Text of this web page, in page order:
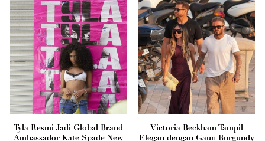
Tyla Resmi Jadi Global Brand
Ambassador Kate Spade New
Victoria Beckham Tampil
Elegan dengan Gaun Burgundy